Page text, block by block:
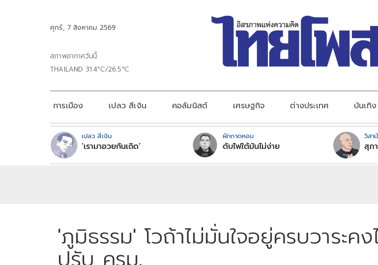
ศุกร์, 7 สิงหาคม 2569
สภาพอากาศวันนี้
THAILAND 31.4°C/26.5°C
การเมือง เปลว สีเงิน คอลัมนิสต์ เศรษฐกิจ ต่างประเทศ บันเทิง
เปลว สีเงิน
‘เรามาอวยกันเถิด’
ผักกาดหอม
ดับไฟใต้มันไม่ง่าย
วิสา
สุภ
'ภูมิธรรม' โวถ้าไม่มั่นใจอยู่ครบวาระคง